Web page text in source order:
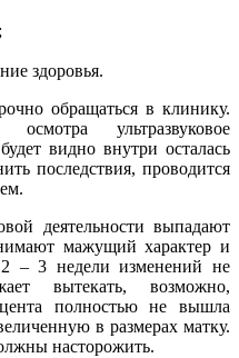
здоровья.
обращаться в клинику.
ультразвуковое
видно внутри осталась
последствия, проводится
деятельности выпадают
мажущий характер и
2 – 3 недели изменений не
вытекать, возможно,
полностью не вышла
в размерах матку.
насторожить.